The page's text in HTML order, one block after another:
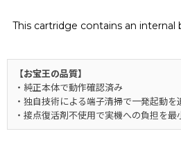
This cartridge contains an
【お宝王の品質】
・純正本体で動作確認済み
・独自技術による端子清掃で一発起動を
・接点復活剤不使用で実機への負担を最